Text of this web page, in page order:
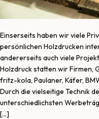
Einserseits haben wir viele
persönlichen Holzdrucken
andererseits auch viele
Holzdruck statten wir Firmen,
fritz-kola, Paulaner, Käfer,
Durch die vielseitige Technik
unterschiedlichsten
[…]